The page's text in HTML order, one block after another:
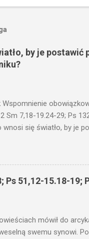
by je
Wspomnienie
Sm 7,18-19.24-29; Ps
wnosi się światło, by je
I mówił im:
i jeszcze wam
fragmencie z
pod korcem lub pod
Ps 51,12-15.18-19;
mówił do
swemu synowi.